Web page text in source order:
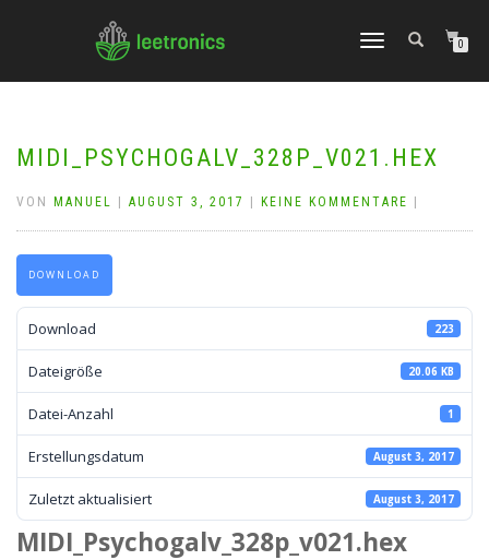
NAVIGATION
0
MIDI_PSYCHOGALV_328P_V021.HEX
VON MANUEL AUGUST 3, 2017 KEINE KOMMENTARE
DOWNLOAD
Download 223
Dateigröße 20.06 KB
Datei-Anzahl 1
Erstellungsdatum August 3, 2017
Zuletzt aktualisiert August 3, 2017
MIDI_Psychogalv_328p_v021.hex